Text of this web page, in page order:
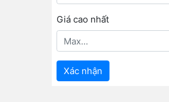
Giá cao nhất
Xác nhận